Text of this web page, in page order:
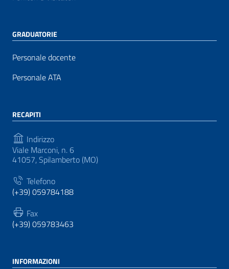
GRADUATORIE
Personale docente
Personale ATA
RECAPITI
Indirizzo
Viale Marconi, n. 6
41057, Spilamberto (MO)
Telefono
(+39) 059784188
Fax
(+39) 059783463
INFORMAZIONI